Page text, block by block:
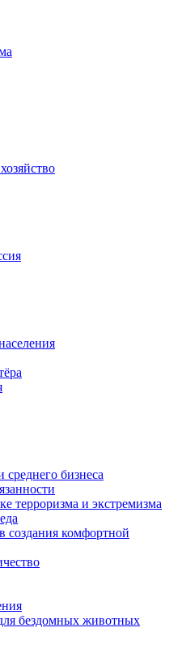
бизнеса
терроризма и экстремизма
создания комфортной
бездомных животных